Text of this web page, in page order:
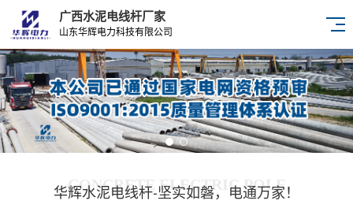
广西水泥电线杆厂家
山东华辉电力科技有限公司
CONCRETE ELECTRIC POLE
华辉水泥电线杆-坚实如磐，电通万家！